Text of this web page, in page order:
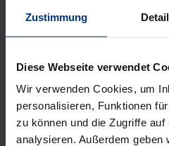
Zustimmung
Diese Webseite verwendet
Wir verwenden Cookies, um
personalisieren, Funktionen
zu können und die Zugriffe
analysieren. Außerdem geben
gleich ob es sich dabei um
Entrepreneurship handelt,
Derartige Komponenten
unterschiedliche
Vertiefungsgrade zum
Dieses gilt